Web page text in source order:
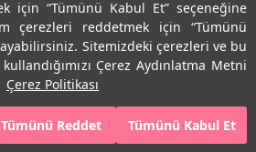
için “Tümünü Kabul Et” seçeneğine
çerezleri reddetmek için “Tümünü
Sitemizdeki çerezleri ve bu
Çerez Aydınlatma Metni
Çerez Politikası
Tümünü Reddet Tümünü Kabul Et